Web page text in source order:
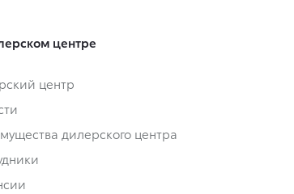
центре
центр
дилерского центра